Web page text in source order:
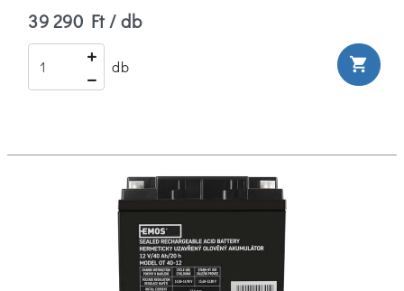
39 290 Ft / db
db shopping_cart